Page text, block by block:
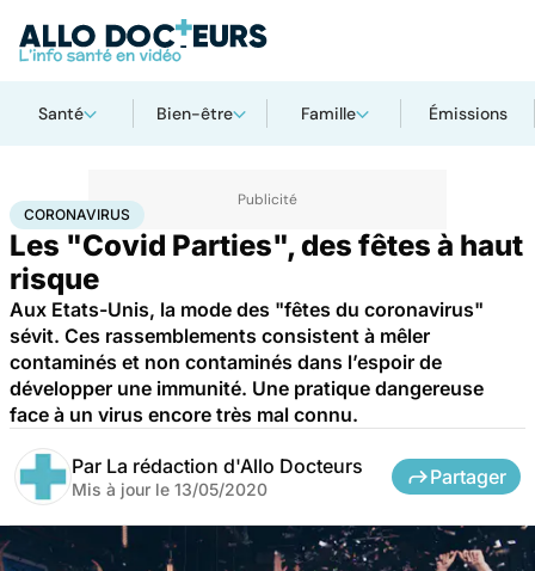
Santé Bien-être Famille Émissions
AccueilSantéMaladies Coronavirus
CORONAVIRUS
Les "Covid Parties", des fêtes à haut
risque
Aux Etats-Unis, la mode des "fêtes du coronavirus"
sévit. Ces rassemblements consistent à mêler
contaminés et non contaminés dans l’espoir de
développer une immunité. Une pratique dangereuse
face à un virus encore très mal connu.
Par La rédaction d'Allo Docteurs
Mis à jour le 13/05/2020
Partager